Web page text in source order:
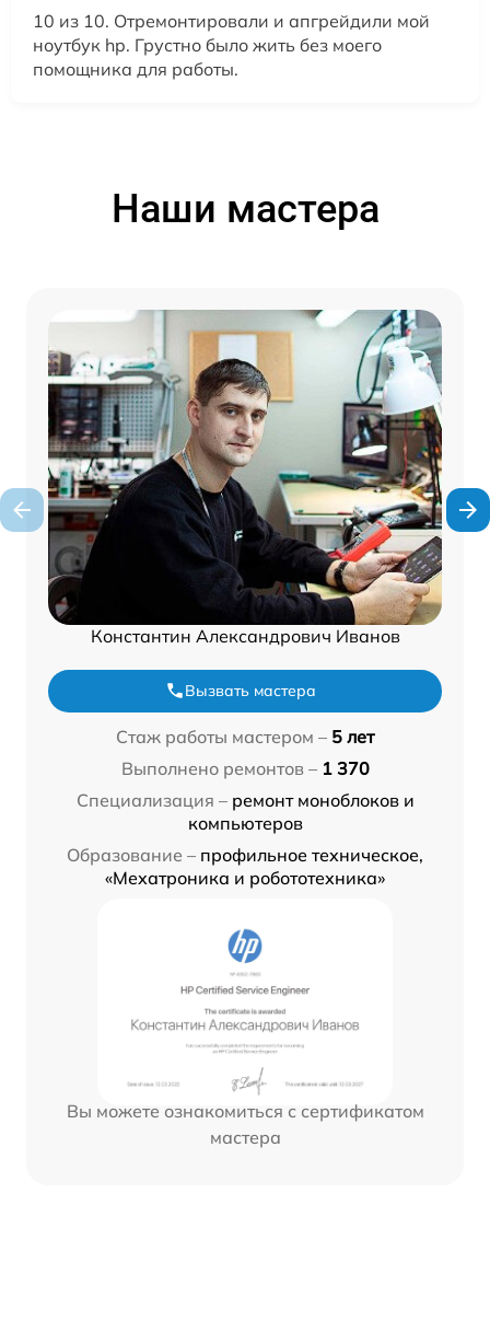
10 из 10. Отремонтировали и апгрейдили мой
ноутбук hp. Грустно было жить без моего
помощника для работы.
Наши мастера
Константин Александрович Иванов
Вызвать мастера
Стаж работы мастером – 5 лет
Выполнено ремонтов – 1 370
Специализация – ремонт моноблоков и
компьютеров
Образование – профильное техническое,
«Мехатроника и робототехника»
Вы можете ознакомиться с сертификатом
мастера